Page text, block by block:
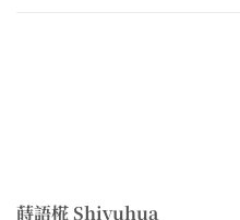
蒔語椛 Shiyuhua